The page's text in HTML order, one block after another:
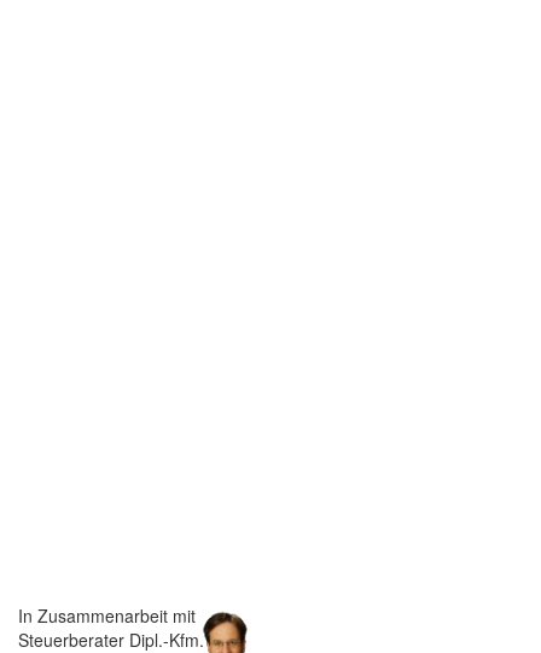
In Zusammenarbeit mit
Steuerberater Dipl.-Kfm.